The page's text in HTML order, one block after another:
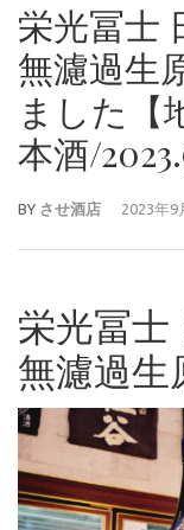
栄光冨士
無濾過生
ました【
本酒/
BY させ酒店 2023年9
栄光冨士
無濾過生